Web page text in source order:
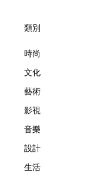
子，以及訴說時
大主題展區，彰
級鐘錶大賞（
擁而吻。雙逆跳
象概念，而是心
Lady Arpels Bal
類別
時尚
文化
藝術
影視
音樂
設計
生活